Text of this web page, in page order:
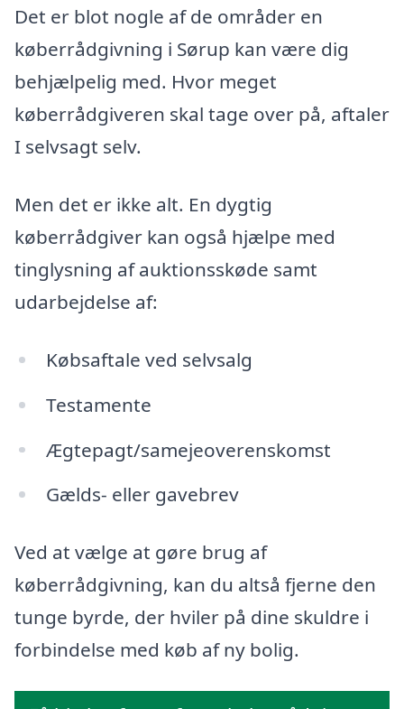
Det er blot nogle af de områder en
køberrådgivning i Sørup kan være dig
behjælpelig med. Hvor meget
køberrådgiveren skal tage over på, aftaler
I selvsagt selv.
Men det er ikke alt. En dygtig
køberrådgiver kan også hjælpe med
tinglysning af auktionsskøde samt
udarbejdelse af:
Købsaftale ved selvsalg
Testamente
Ægtepagt/samejeoverenskomst
Gælds- eller gavebrev
Ved at vælge at gøre brug af
køberrådgivning, kan du altså fjerne den
tunge byrde, der hviler på dine skuldre i
forbindelse med køb af ny bolig.